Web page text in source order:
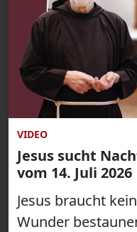
VIDEO
Jesus sucht
vom 14. Juli 2026
Jesus braucht
Wunder